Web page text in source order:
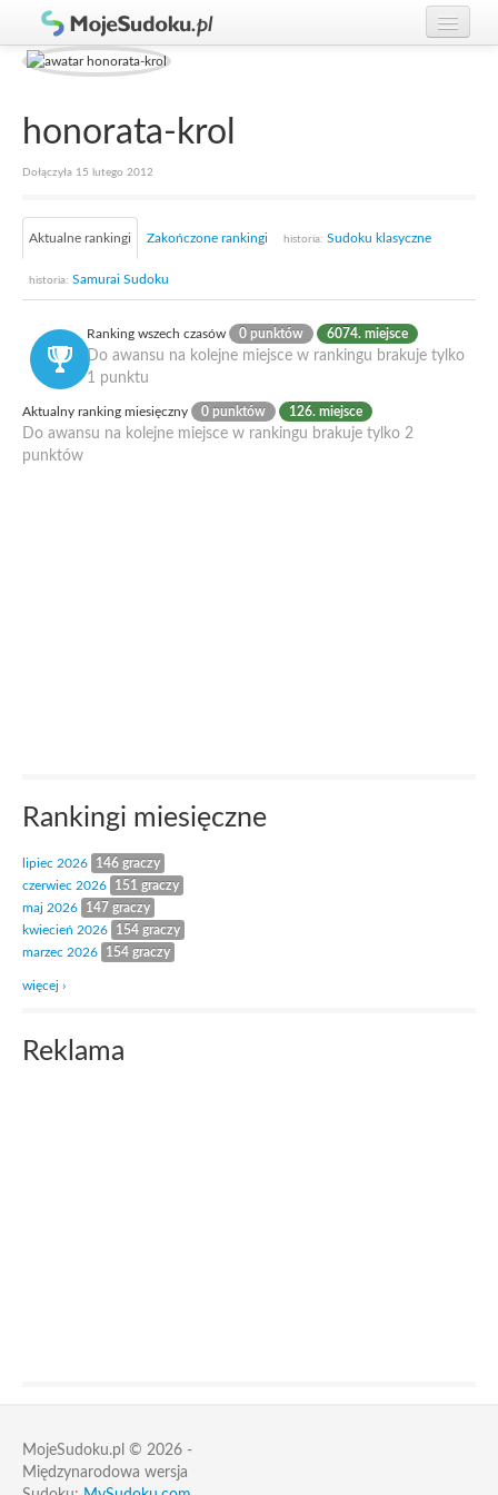
Graj w Sudoku!
honorata-krol
Dołączyła 15 lutego 2012
Aktualne rankingi Zakończone rankingi historia: Sudoku klasyczne
historia: Samurai Sudoku
Ranking wszech czasów 0 punktów 6074. miejsce
Do awansu na kolejne miejsce w rankingu brakuje tylko
1 punktu
Aktualny ranking miesięczny 0 punktów 126. miejsce
Do awansu na kolejne miejsce w rankingu brakuje tylko 2
punktów
Rankingi miesięczne
lipiec 2026
146 graczy
czerwiec 2026
151 graczy
maj 2026
147 graczy
kwiecień 2026
154 graczy
marzec 2026
154 graczy
więcej ›
Reklama
MojeSudoku.pl © 2026 -
Międzynarodowa wersja